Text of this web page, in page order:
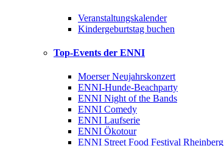
Veranstaltungskalender
Kindergeburtstag buchen
Top-Events der ENNI
Moerser Neujahrskonzert
ENNI-Hunde-Beachparty
ENNI Night of the Bands
ENNI Comedy
ENNI Laufserie
ENNI Ökotour
ENNI Street Food Festival Rheinberg